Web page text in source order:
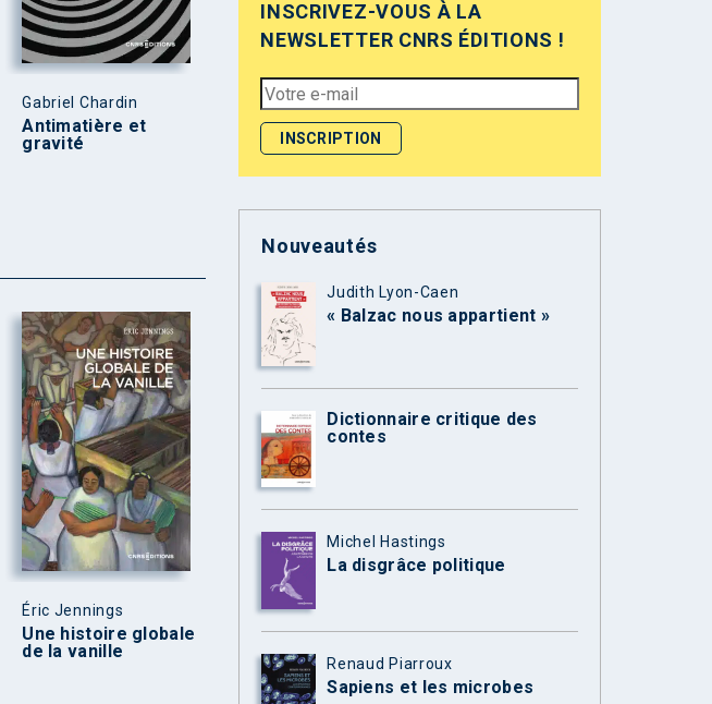
Gabriel Chardin
Antimatière et
gravité
Éric Jennings
Une histoire globale
de la vanille
INSCRIVEZ-VOUS À LA
NEWSLETTER CNRS ÉDITIONS !
Nouveautés
Judith Lyon-Caen
« Balzac nous appartient »
Dictionnaire critique des
contes
Michel Hastings
La disgrâce politique
Renaud Piarroux
Sapiens et les microbes